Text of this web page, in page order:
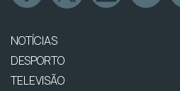
NOTÍCIAS
DESPORTO
TELEVISÃO